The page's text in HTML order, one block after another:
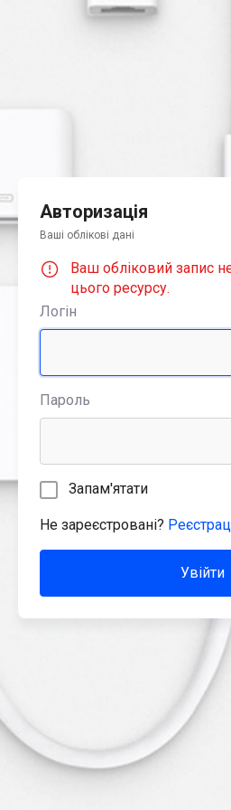
Авторизація
Ваші облікові дані
Ваш обліковий запис
цього ресурсу.
Логін
Пароль
Запам'ятати
Не зареєстровані?